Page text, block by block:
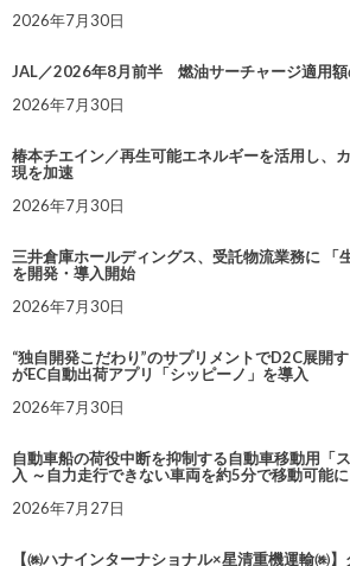
2026年7月30日
JAL／2026年8月前半 燃油サーチャージ適用額
2026年7月30日
椿本チエイン／再生可能エネルギーを活用し、
現を加速
2026年7月30日
三井倉庫ホールディングス、受託物流業務に 「
を開発・導入開始
2026年7月30日
“独自開発こだわり”のサプリメントでD2C展開
がEC自動出荷アプリ「シッピーノ」を導入
2026年7月30日
自動車船の荷役中断を抑制する自動車移動用「
入 ～自力走行できない車両を約5分で移動可能に
2026年7月27日
【㈱ハナインターナショナル×星清重機運輸㈱